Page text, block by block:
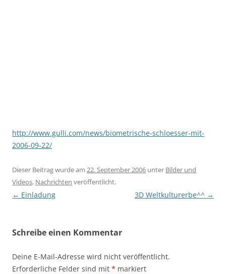
http://www.gulli.com/news/biometrische-schloesser-mit-
2006-09-22/
Dieser Beitrag wurde am 22. September 2006 unter Bilder und
Videos, Nachrichten veröffentlicht.
i
r
← Einladung 3D Weltkulturerbe^^ →
Schreibe einen Kommentar
Deine E-Mail-Adresse wird nicht veröffentlicht.
Erforderliche Felder sind mit * markiert